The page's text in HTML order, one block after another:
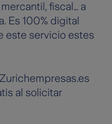
fiscal… a
Es 100% digital
este servicio estes
al solicitar